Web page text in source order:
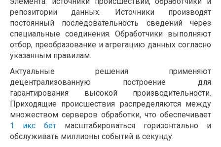
репозитории данных. Источники производят
постоянный последовательность сведений через
специальные соединения. Обработчики выполняют
отбор, преобразование и агрегацию данных согласно
указанным правилам.
Актуальные решения применяют
децентрализованную построение для
гарантирования высокой производительности.
Приходящие происшествия распределяются между
множеством серверов обработки, что обеспечивает
1 икс бет масштабироваться горизонтально и
обслуживать миллионы событий в секунду.